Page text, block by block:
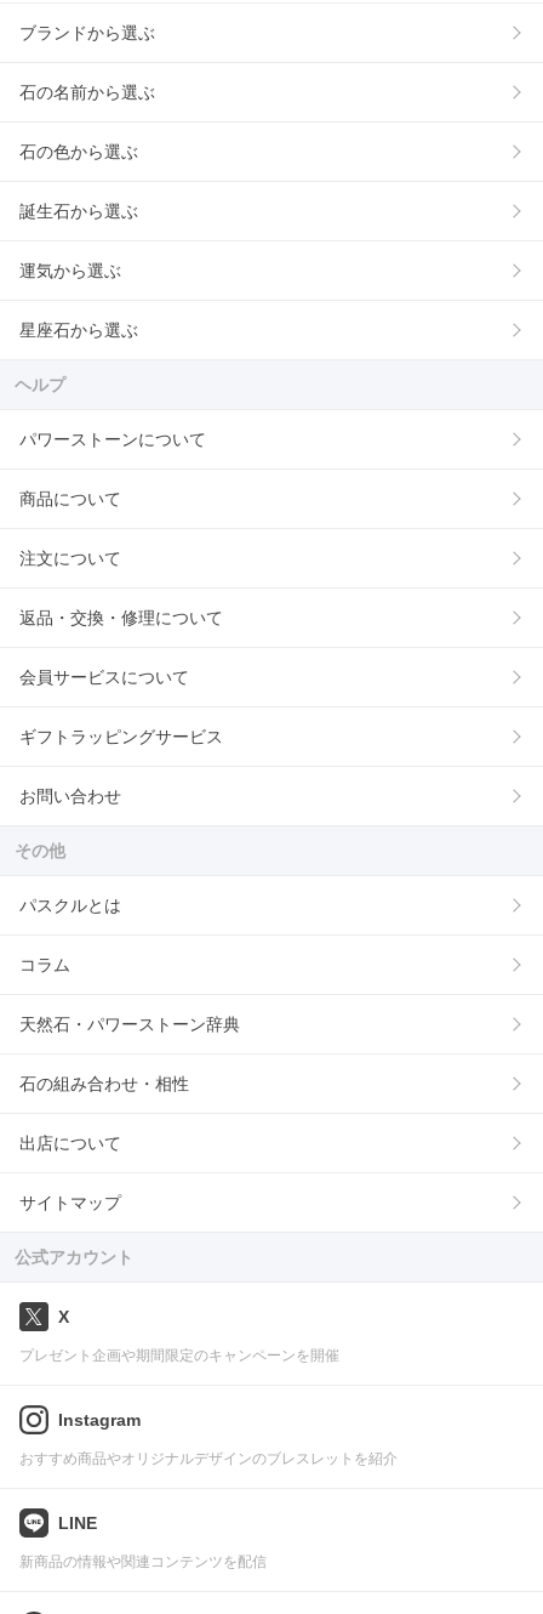
ブランドから選ぶ
石の名前から選ぶ
石の色から選ぶ
誕生石から選ぶ
運気から選ぶ
星座石から選ぶ
ヘルプ
パワーストーンについて
商品について
注文について
返品・交換・修理について
会員サービスについて
ギフトラッピングサービス
お問い合わせ
その他
パスクルとは
コラム
天然石・パワーストーン辞典
石の組み合わせ・相性
出店について
サイトマップ
公式アカウント
X
プレゼント企画や期間限定のキャンペーンを開催
Instagram
おすすめ商品やオリジナルデザインのブレスレットを紹介
LINE
新商品の情報や関連コンテンツを配信